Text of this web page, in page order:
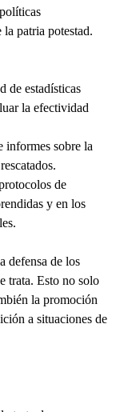
patria potestad.
de estadísticas
la efectividad
informes sobre la
de
y en los
defensa de los
trata. Esto no solo
la promoción
a situaciones de